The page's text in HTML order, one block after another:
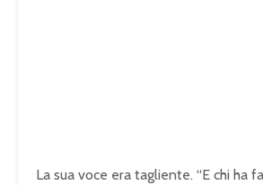
La sua voce era tagliente. “E chi ha